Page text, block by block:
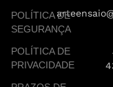
POLÍTICA DE
SEGURANÇA
POLÍTICA DE
PRIVACIDADE